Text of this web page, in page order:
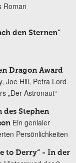
Roman
den Sternen“
Dragon Award
Joe Hill, Petra Lord
„Der Astronaut“
des Stephen
Ein genialer
Persönlichkeiten
to Derry“ - In der